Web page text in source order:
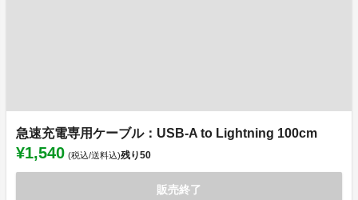
急速充電専用ケーブル：USB-A to Lightning 100cm
¥1,540 (税込/送料込)残り50
販売終了